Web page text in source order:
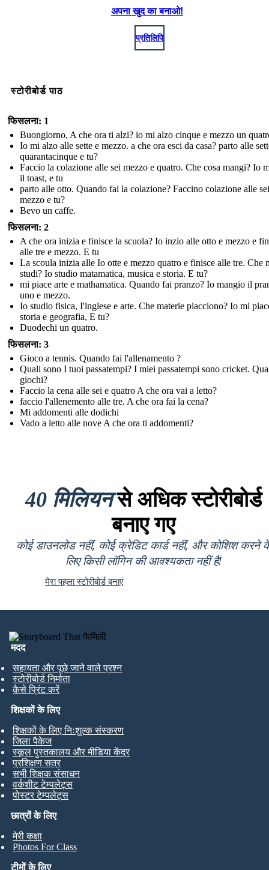
अपना खुद का बनाओ!
प्रतिलिपि
स्टोरीबोर्ड पाठ
फिसलना: 1
Buongiorno, A che ora ti alzi? io mi alzo cinque e mezzo un
Io mi alzo alle sette e mezzo. a che ora esci da casa? parto alle
quarantacinque e tu?
Faccio la colazione alle sei mezzo e quatro. Che cosa mangi? Io
il toast, e tu
parto alle otto. Quando fai la colazione? Faccino colazione alle
mezzo e tu?
Bevo un caffe.
फिसलना: 2
A che ora inizia e finisce la scuola? Io inzio alle otto e mezzo e
alle tre e mezzo. E tu
La scoula inizia alle Io otte e mezzo quatro e finisce alle tre. Che
studi? Io studio matamatica, musica e storia. E tu?
mi piace arte e mathamatica. Quando fai pranzo? Io mangio il
uno e mezzo.
Io studio fisica, I'inglese e arte. Che materie piacciono? Io mi
storia e geografia, E tu?
Duodechi un quatro.
फिसलना: 3
Gioco a tennis. Quando fai l'allenamento ?
Quali sono I tuoi passatempi? I miei passatempi sono cricket.
giochi?
Faccio la cena alle sei e quatro A che ora vai a letto?
faccio l'allenemento alle tre. A che ora fai la cena?
Mi addomenti alle dodichi
Vado a letto alle nove A che ora ti addomenti?
40 मिलियनसे अधिक स्टोरीबोर्ड
बनाए गए
कोई डाउनलोड नहीं, कोई क्रेडिट कार्ड नहीं, और कोशिश करने
लिए किसी लॉगिन की आवश्यकता नहीं है!
मेरा पहला स्टोरीबोर्ड बनाएं
मदद
सहायता और पूछे जाने वाले प्रश्न
स्टोरीबोर्ड निर्माता
कैसे प्रिंट करें
छात्रों के लिए
मेरी कक्षा
Photos For Class
शिक्षकों के लिए
शिक्षकों के लिए निःशुल्क संस्करण
जिला पैकेज
स्कूल पुस्तकालय और मीडिया केंद्र
प्रशिक्षण सत्र
सभी शिक्षक संसाधन
वर्कशीट टेम्पलेट्स
पोस्टर टेम्पलेट्स
टीमों के लिए